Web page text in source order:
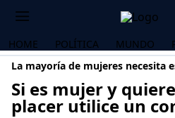
HOME POLÍTICA MUNDO
La mayoría de mujeres necesita
Si es mujer y
placer utilice un